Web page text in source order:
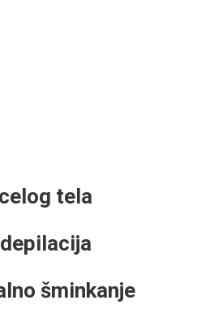
tela
šminkanje